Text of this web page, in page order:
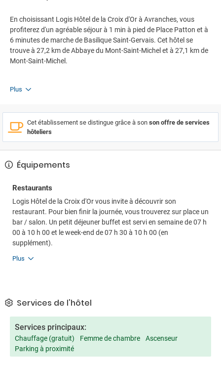
En choisissant Logis Hôtel de la Croix d'Or à Avranches, vous
profiterez d'un agréable séjour à 1 min à pied de Place Patton et à
6 minutes de marche de Basilique Saint-Gervais. Cet hôtel se
trouve à 27,2 km de Abbaye du Mont-Saint-Michel et à 27,1 km de
Mont-Saint-Michel.
Plus
Cet établissement se distingue grâce à son son offre de services
hôteliers
Équipements
Restaurants
Logis Hôtel de la Croix d'Or vous invite à découvrir son
restaurant. Pour bien finir la journée, vous trouverez sur place un
bar / salon. Un petit déjeuner buffet est servi en semaine de 07 h
00 à 10 h 00 et le week-end de 07 h 30 à 10 h 00 (en
supplément).
Plus
Services de l'hôtel
Services principaux:
Chauffage (gratuit) Femme de chambre
Ascenseur
Parking à proximité